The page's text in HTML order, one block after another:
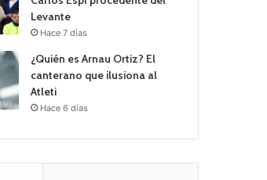
Levante
Hace 7 días
¿Quién es Arnau Ortiz? El
canterano que ilusiona al
Atleti
Hace 6 días